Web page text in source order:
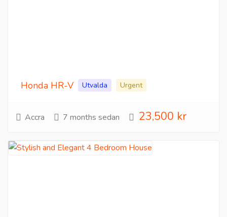
Honda HR-V Utvalda Urgent
Accra 7 months sedan 23,500 kr